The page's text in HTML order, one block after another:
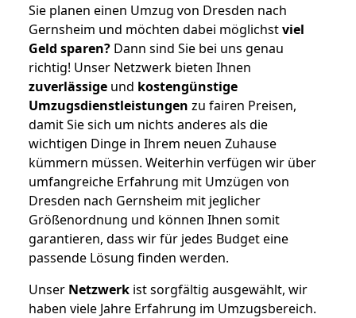
Sie planen einen Umzug von Dresden nach
Gernsheim und möchten dabei möglichstviel
Geld sparen? Dann sind Sie bei uns genau
richtig! Unser Netzwerk bieten Ihnen
zuverlässige und kostengünstige
Umzugsdienstleistungen zu fairen Preisen,
damit Sie sich um nichts anderes als die
wichtigen Dinge in Ihrem neuen Zuhause
kümmern müssen. Weiterhin verfügen wir über
umfangreiche Erfahrung mit Umzügen von
Dresden nach Gernsheim mit jeglicher
Größenordnung und können Ihnen somit
garantieren, dass wir für jedes Budget eine
passende Lösung finden werden.
Unser Netzwerk ist sorgfältig ausgewählt, wir
haben viele Jahre Erfahrung im Umzugsbereich.